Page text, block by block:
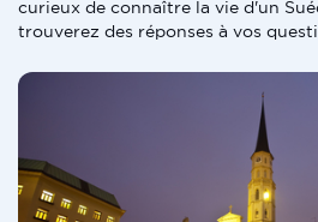
curieux de connaître la vie d'un
trouverez des réponses à vos